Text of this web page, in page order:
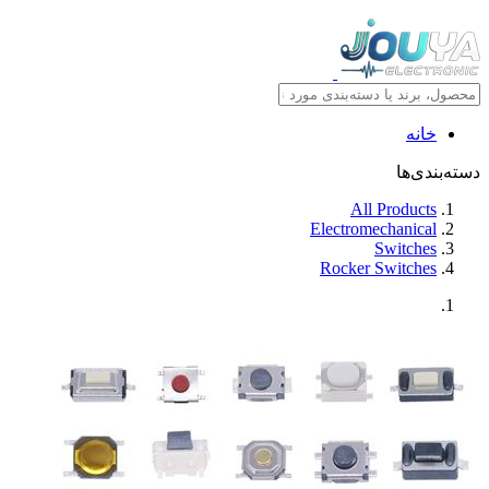
خانه
دسته‌بندی‌ها
All Products
Electromechanical
Switches
Rocker Switches